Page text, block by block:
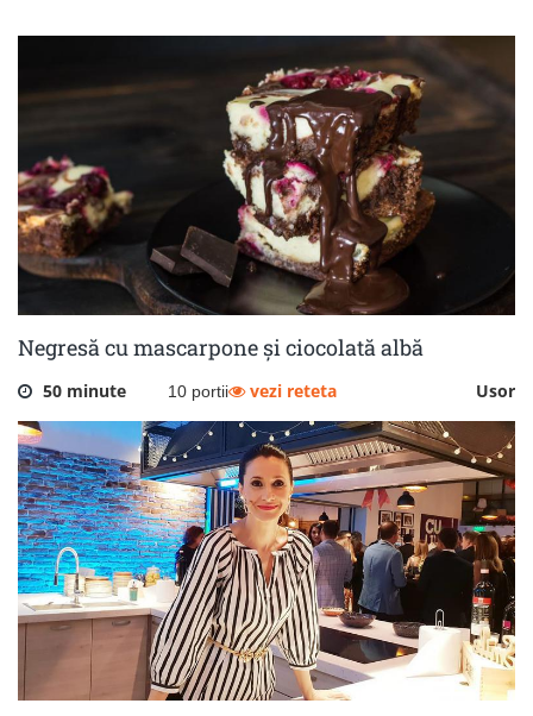
Negresă cu mascarpone și ciocolată albă
50 minute 10 portii Usor
vezi reteta